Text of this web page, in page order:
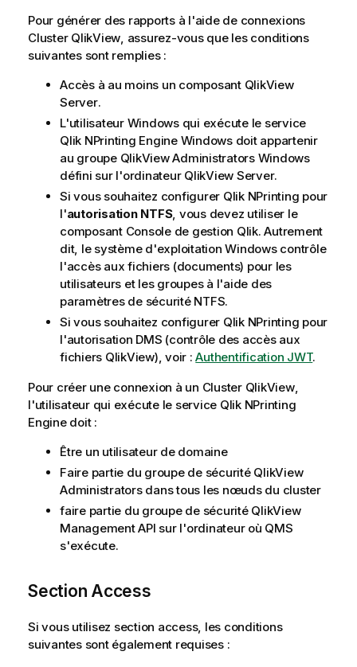
Pour générer des rapports à l'aide de connexions
Cluster QlikView, assurez-vous que les conditions
suivantes sont remplies :
Accès à au moins un composant QlikView
Server.
L'utilisateur Windowsqui exécute le service
Qlik NPrinting Engine Windowsdoit appartenir
au groupe QlikView Administrators Windows
défini sur l'ordinateur QlikView Server.
Si vous souhaitez configurer Qlik NPrinting pour
l'autorisation NTFS, vous devez utiliser le
composant Console de gestion Qlik. Autrement
dit, le système d'exploitationWindowscontrôle
l'accès aux fichiers (documents) pour les
utilisateurs et les groupes à l'aide des
paramètres de sécurité NTFS.
Si vous souhaitez configurer Qlik NPrinting pour
l'autorisation DMS (contrôle des accès aux
fichiers QlikView), voir :Authentification JWT.
Pour créer une connexion à un Cluster QlikView,
l'utilisateur qui exécute le service Qlik NPrinting
Enginedoit :
Être un utilisateur de domaine
Faire partie du groupe de sécurité QlikView
Administrators dans tous les nœuds du cluster
faire partie du groupe de sécurité QlikView
Management API sur l'ordinateur où QMS
s'exécute.
Section Access
Si vous utilisez section access, les conditions
suivantes sont également requises :